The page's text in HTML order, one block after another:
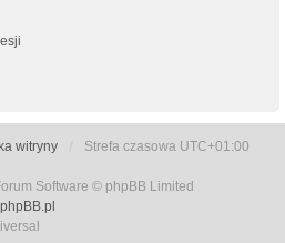
witryny Strefa czasowa UTC+01:00
Software © phpBB Limited
phpBB.pl